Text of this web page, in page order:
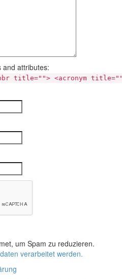
and attributes:
title=""> <acronym title="">
um Spam zu reduzieren.
verarbeitet werden.